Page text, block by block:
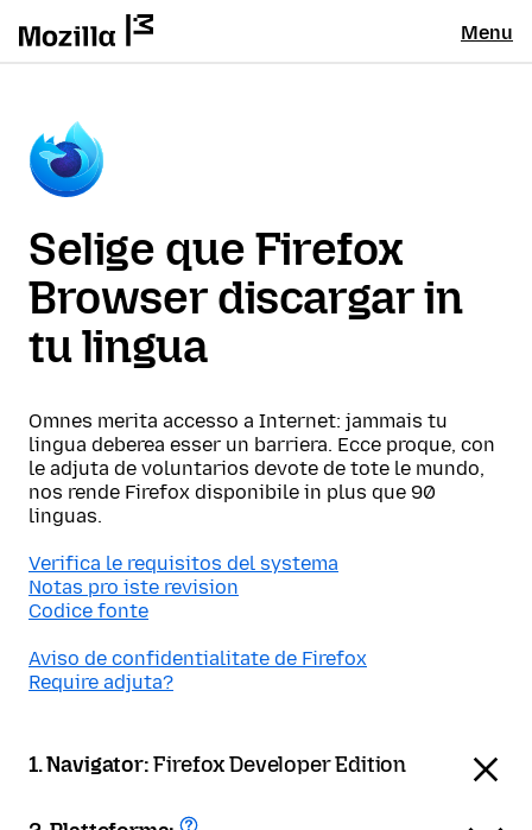
Menu
Selige que Firefox
Browser discargar in
tu lingua
Omnes merita accesso a Internet: jammais tu
lingua deberea esser un barriera. Ecce proque, con
le adjuta de voluntarios devote de tote le mundo,
nos rende Firefox disponibile in plus que 90
linguas.
Verifica le requisitos del systema
Notas pro iste revision
Codice fonte
Aviso de confidentialitate de Firefox
Require adjuta?
1. Navigator:Firefox Developer Edition